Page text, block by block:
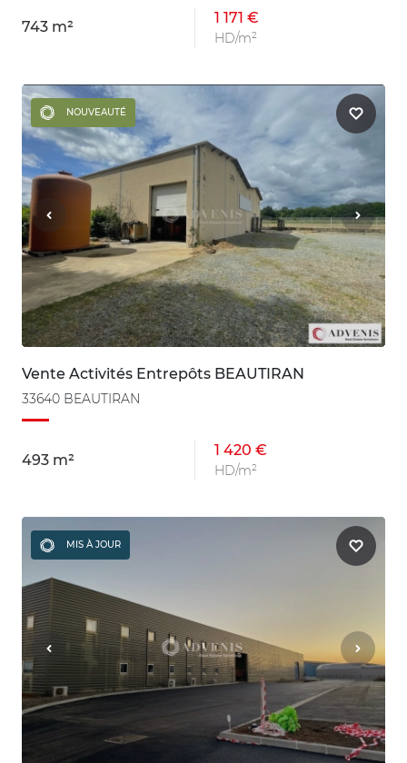
743 m²
1 171 €
HD/m²
NOUVEAUTÉ
Vente Activités Entrepôts BEAUTIRAN
33640 BEAUTIRAN
493 m²
1 420 €
HD/m²
MIS À JOUR